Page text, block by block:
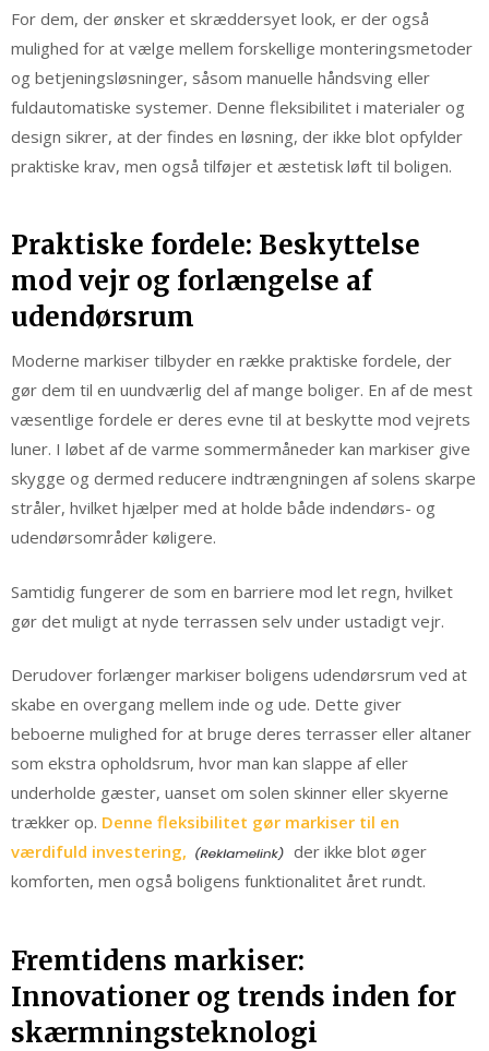
For dem, der ønsker et skræddersyet look, er der også
mulighed for at vælge mellem forskellige monteringsmetoder
og betjeningsløsninger, såsom manuelle håndsving eller
fuldautomatiske systemer. Denne fleksibilitet i materialer og
design sikrer, at der findes en løsning, der ikke blot opfylder
praktiske krav, men også tilføjer et æstetisk løft til boligen.
Praktiske fordele: Beskyttelse
mod vejr og forlængelse af
udendørsrum
Moderne markiser tilbyder en række praktiske fordele, der
gør dem til en uundværlig del af mange boliger. En af de mest
væsentlige fordele er deres evne til at beskytte mod vejrets
luner. I løbet af de varme sommermåneder kan markiser give
skygge og dermed reducere indtrængningen af solens skarpe
stråler, hvilket hjælper med at holde både indendørs- og
udendørsområder køligere.
Samtidig fungerer de som en barriere mod let regn, hvilket
gør det muligt at nyde terrassen selv under ustadigt vejr.
Derudover forlænger markiser boligens udendørsrum ved at
skabe en overgang mellem inde og ude. Dette giver
beboerne mulighed for at bruge deres terrasser eller altaner
som ekstra opholdsrum, hvor man kan slappe af eller
underholde gæster, uanset om solen skinner eller skyerne
trækker op. Denne fleksibilitet gør markiser til en
værdifuld investering,
der ikke blot øger
komforten, men også boligens funktionalitet året rundt.
Fremtidens markiser:
Innovationer og trends inden for
skærmningsteknologi